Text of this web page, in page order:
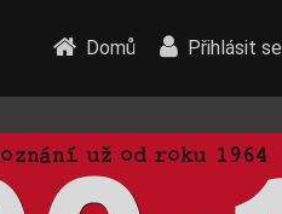
už od roku 1964
Domů Přihlásit se